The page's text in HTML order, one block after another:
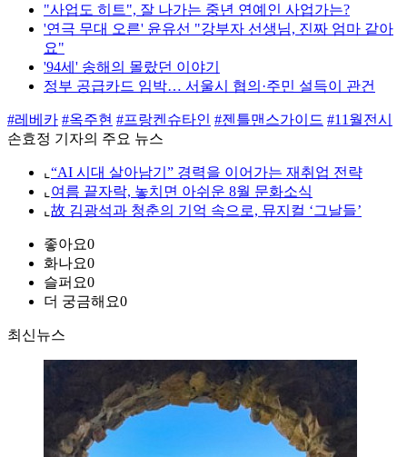
"사업도 히트", 잘 나가는 중년 연예인 사업가는?
'연극 무대 오른' 윤유선 "강부자 선생님, 진짜 엄마 같아
요"
'94세' 송해의 몰랐던 이야기
정부 공급카드 임박… 서울시 협의·주민 설득이 관건
#레베카 #옥주현 #프랑켄슈타인 #젠틀맨스가이드 #11월전시
손효정 기자의 주요 뉴스
⌞ “AI 시대 살아남기” 경력을 이어가는 재취업 전략
⌞ 여름 끝자락, 놓치면 아쉬운 8월 문화소식
⌞ 故 김광석과 청춘의 기억 속으로, 뮤지컬 ‘그날들’
좋아요0
화나요0
슬퍼요0
더 궁금해요0
최신뉴스